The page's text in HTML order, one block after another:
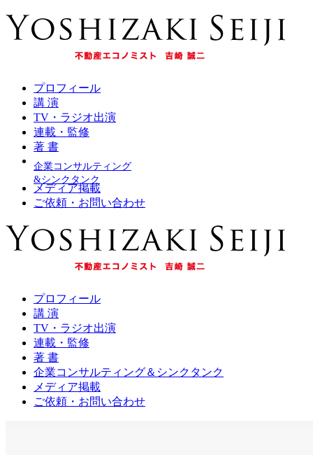
プロフィール
講 演
TV・ラジオ出演
連載・監修
著 書
企業コンサルティング
&シンクタンク
メディア掲載
ご依頼・お問い合わせ
プロフィール
講 演
TV・ラジオ出演
連載・監修
著 書
企業コンサルティング＆シンクタンク
メディア掲載
ご依頼・お問い合わせ